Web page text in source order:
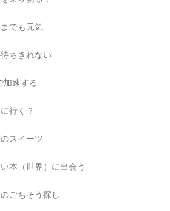
でも元気
ちきれない
加速する
行く？
スイーツ
本（世界）に出会う
ごちそう探し